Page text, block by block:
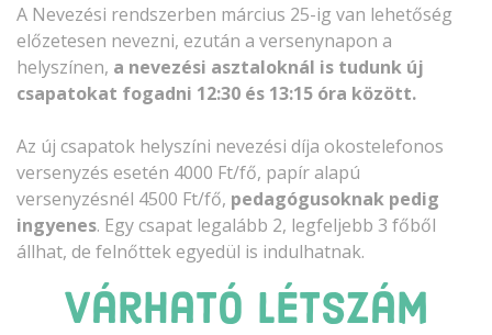
A Nevezési rendszerben március 25-ig van lehetőség
előzetesen nevezni, ezután a versenynapon a
helyszínen, a nevezési asztaloknál is tudunk új
csapatokat fogadni 12:30 és 13:15 óra között.
Az új csapatok helyszíni nevezési díja okostelefonos
versenyzés esetén 4000 Ft/fő, papír alapú
versenyzésnél 4500 Ft/fő, pedagógusoknak pedig
ingyenes. Egy csapat legalább 2, legfeljebb 3 főből
állhat, de felnőttek egyedül is indulhatnak.
Várható létszám